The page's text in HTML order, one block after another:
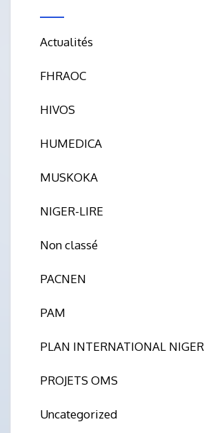
Actualités
FHRAOC
HIVOS
HUMEDICA
MUSKOKA
NIGER-LIRE
Non classé
PACNEN
PAM
PLAN INTERNATIONAL NIGER
PROJETS OMS
Uncategorized